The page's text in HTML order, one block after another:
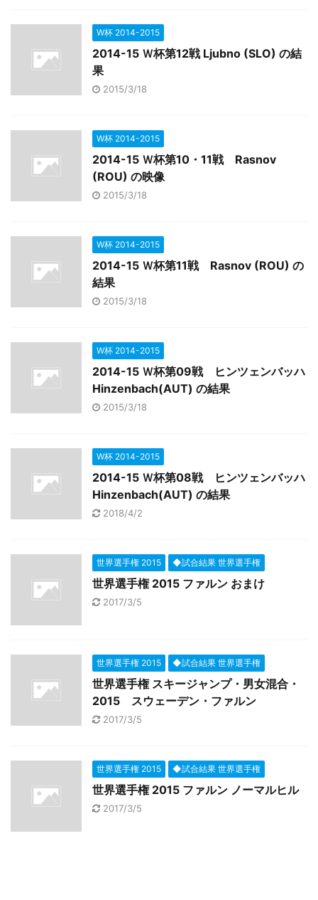
W杯 2014-2015
2014-15 Ｗ杯第12戦 Ljubno (SLO) の結
果
2015/3/18
W杯 2014-2015
2014-15 Ｗ杯第10・11戦 Rasnov
(ROU) の映像
2015/3/18
W杯 2014-2015
2014-15 Ｗ杯第11戦 Rasnov (ROU) の
結果
2015/3/18
W杯 2014-2015
2014-15 Ｗ杯第09戦 ヒンツェンバッハ
Hinzenbach(AUT) の結果
2015/3/18
W杯 2014-2015
2014-15 Ｗ杯第08戦 ヒンツェンバッハ
Hinzenbach(AUT) の結果
2018/4/2
世界選手権 2015 ◆試合結果 世界選手権
世界選手権 2015 ファルン おまけ
2017/3/5
世界選手権 2015 ◆試合結果 世界選手権
世界選手権 スキージャンプ・男女混合・
2015 スウェーデン・ファルン
2017/3/5
世界選手権 2015 ◆試合結果 世界選手権
世界選手権 2015 ファルン ノーマルヒル
2017/3/5